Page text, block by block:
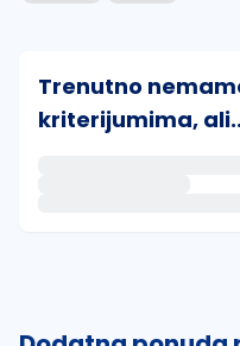
Trenutno
kriterijumima,